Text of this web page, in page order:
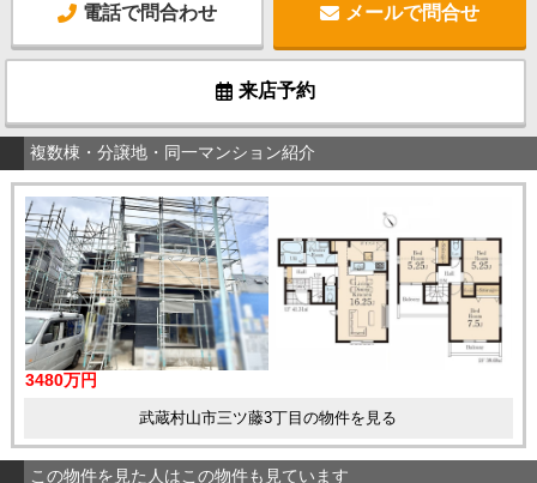
電話で問合わせ メールで問合せ
来店予約
複数棟・分譲地・同一マンション紹介
3480万円
武蔵村山市三ツ藤3丁目の物件を見る
この物件を見た人はこの物件も見ています